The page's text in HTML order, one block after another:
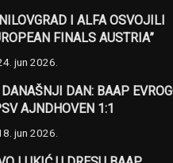
I ALFA OSVOJILI
FINALS AUSTRIA”
jun 2026.
DANAŠNJI DAN: BAAP
AJNDHOVEN 1:1
jun 2026.